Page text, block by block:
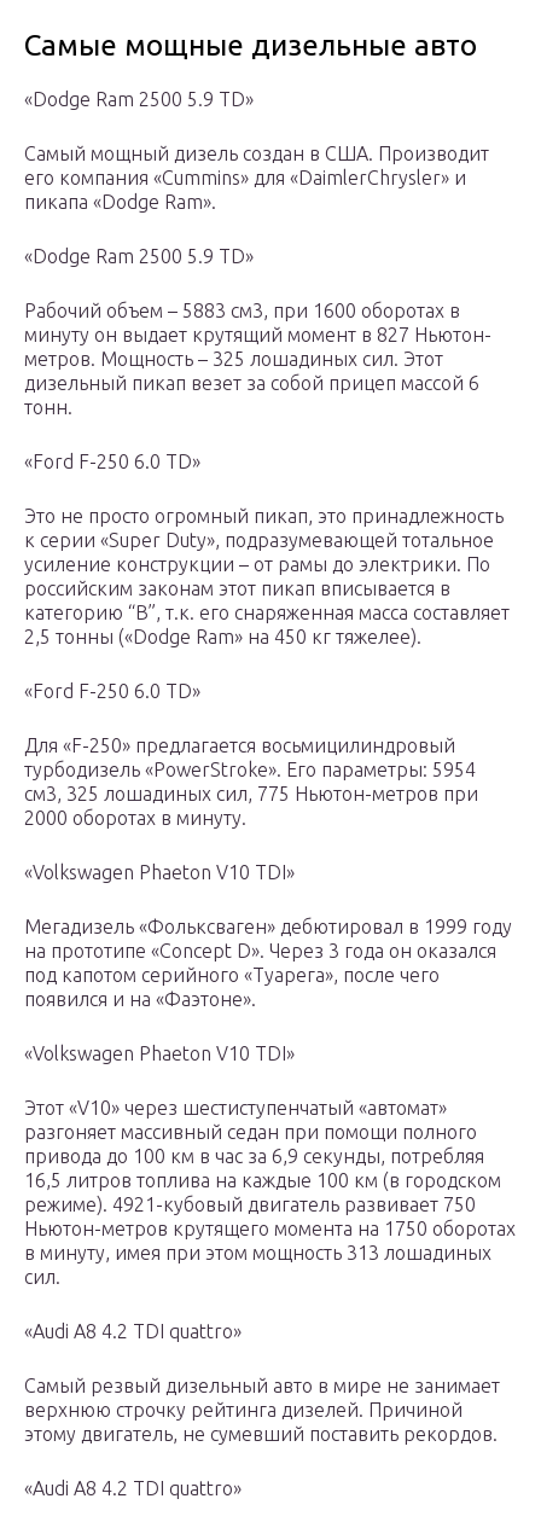
Самые мощные дизельные авто
«Dodge Ram 2500 5.9 TD»
Самый мощный дизель создан в США. Производит
его компания «Cummins» для «DaimlerChrysler» и
пикапа «Dodge Ram».
«Dodge Ram 2500 5.9 TD»
Рабочий объем – 5883 см3, при 1600 оборотах в
минуту он выдает крутящий момент в 827 Ньютон-
метров. Мощность – 325 лошадиных сил. Этот
дизельный пикап везет за собой прицеп массой 6
тонн.
«Ford F-250 6.0 TD»
Это не просто огромный пикап, это принадлежность
к серии «Super Duty», подразумевающей тотальное
усиление конструкции – от рамы до электрики. По
российским законам этот пикап вписывается в
категорию “В”, т.к. его снаряженная масса составляет
2,5 тонны («Dodge Ram» на 450 кг тяжелее).
«Ford F-250 6.0 TD»
Для «F-250» предлагается восьмицилиндровый
турбодизель «PowerStroke». Его параметры: 5954
см3, 325 лошадиных сил, 775 Ньютон-метров при
2000 оборотах в минуту.
«Volkswagen Phaeton V10 TDI»
Мегадизель «Фольксваген» дебютировал в 1999 году
на прототипе «Concept D». Через 3 года он оказался
под капотом серийного «Туарега», после чего
появился и на «Фаэтоне».
«Volkswagen Phaeton V10 TDI»
Этот «V10» через шестиступенчатый «автомат»
разгоняет массивный седан при помощи полного
привода до 100 км в час за 6,9 секунды, потребляя
16,5 литров топлива на каждые 100 км (в городском
режиме). 4921-кубовый двигатель развивает 750
Ньютон-метров крутящего момента на 1750 оборотах
в минуту, имея при этом мощность 313 лошадиных
сил.
«Audi A8 4.2 TDI quattro»
Самый резвый дизельный авто в мире не занимает
верхнюю строчку рейтинга дизелей. Причиной
этому двигатель, не сумевший поставить рекордов.
«Audi A8 4.2 TDI quattro»